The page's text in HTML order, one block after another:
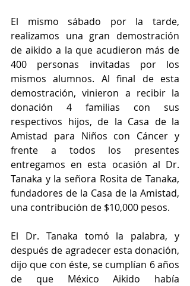
El mismo sábado por la tarde,
realizamos una gran demostración
de aikido a la que acudieron más de
400 personas invitadas por los
mismos alumnos. Al final de esta
demostración, vinieron a recibir la
donación 4 familias con sus
respectivos hijos, de la Casa de la
Amistad para Niños con Cáncer y
frente a todos los presentes
entregamos en esta ocasión al Dr.
Tanaka y la señora Rosita de Tanaka,
fundadores de la Casa de la Amistad,
una contribución de $10,000 pesos.
El Dr. Tanaka tomó la palabra, y
después de agradecer esta donación,
dijo que con éste, se cumplían 6 años
de que México Aikido había